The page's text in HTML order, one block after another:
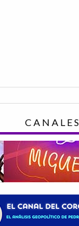
CANALES